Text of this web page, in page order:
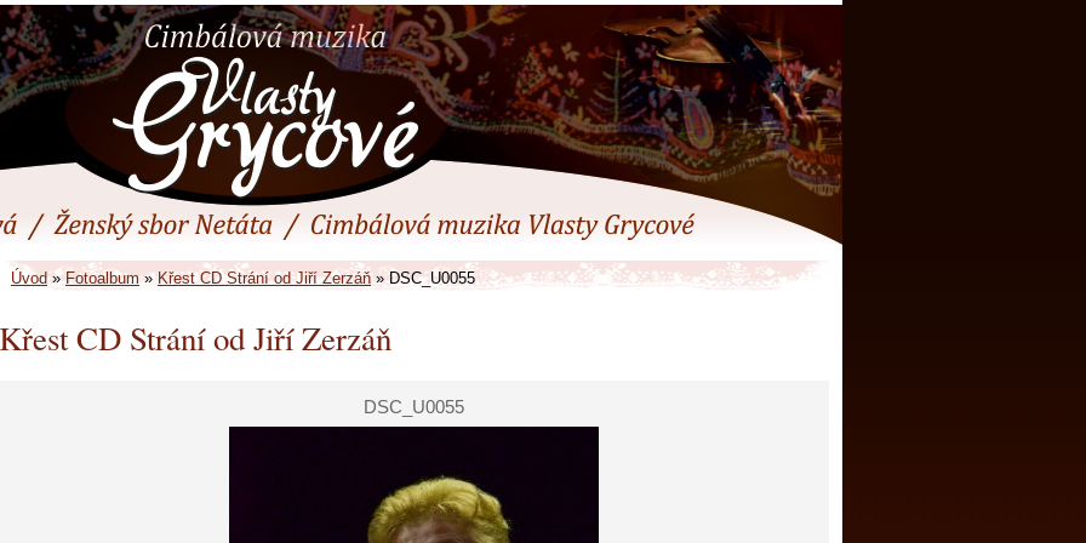
Úvod»Fotoalbum»Křest CD Strání od Jiří Zerzáň»DSC_U0055
Křest CD Strání od Jiří Zerzáň
DSC_U0055